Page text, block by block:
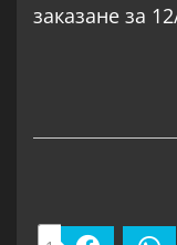
заказане за